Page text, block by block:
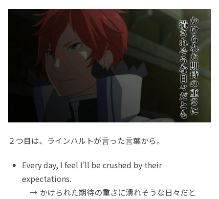
２つ目は、ラインハルトが言った言葉から。
Every day, I feel I’ll be crushed by their
expectations.
→ かけられた期待の重さに潰れそうな日々だと